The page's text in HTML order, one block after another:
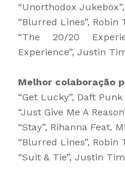
“Unorthodox
“Blurred Lines”, Robin
“The 20/20
Experience”, Justin
Melhor colaboração
“Get Lucky”, Daft
“Just Give Me A
“Stay”, Rihanna Feat.
“Blurred Lines”, Robin
“Suit & Tie”, Justin